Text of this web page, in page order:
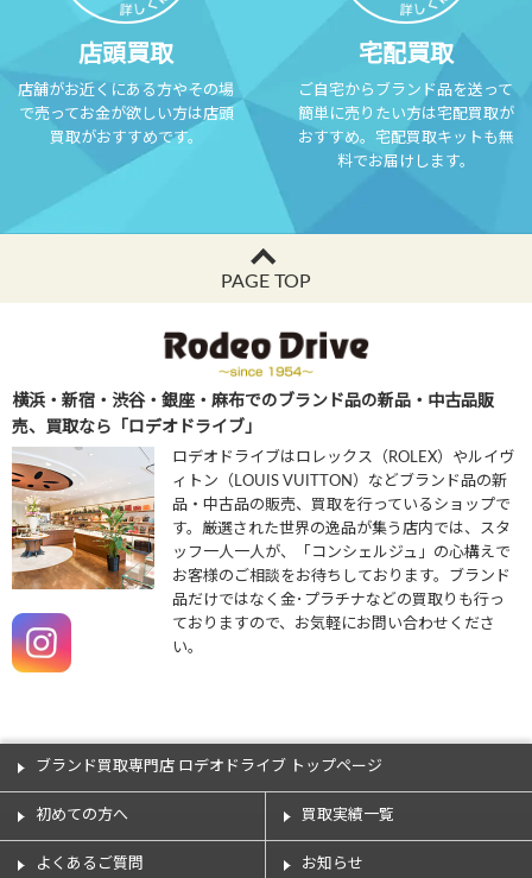
店頭買取
店舗がお近くにある方やその場
で売ってお金が欲しい方は店頭
買取がおすすめです。
宅配買取
ご自宅からブランド品を送って
簡単に売りたい方は宅配買取が
おすすめ。宅配買取キットも無
料でお届けします。
PAGE TOP
横浜・新宿・渋谷・銀座・麻布でのブランド品の新品・中古品販
売、買取なら「ロデオドライブ」
ロデオドライブはロレックス（ROLEX）やルイヴ
ィトン（LOUIS VUITTON）などブランド品の新
品・中古品の販売、買取を行っているショップで
す。厳選された世界の逸品が集う店内では、スタ
ッフ一人一人が、「コンシェルジュ」の心構えで
お客様のご相談をお待ちしております。ブランド
品だけではなく金･プラチナなどの買取りも行っ
ておりますので、お気軽にお問い合わせくださ
い。
ブランド買取専門店 ロデオドライブ トップページ
初めての方へ 買取実績一覧
よくあるご質問 お知らせ